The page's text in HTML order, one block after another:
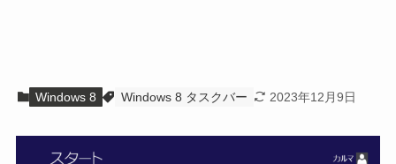
Windows 8 Windows 8 タスクバー 2023年12月9日